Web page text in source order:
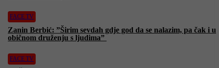
FACE TV
Zanin Berbić: ”Širim sevdah gdje god da se nalazim, pa čak i u
običnom druženju s ljudima”
FACE TV